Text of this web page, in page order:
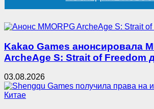
Kakao Games анонсировала
ArcheAge S: Strait of Freedom
03.08.2026